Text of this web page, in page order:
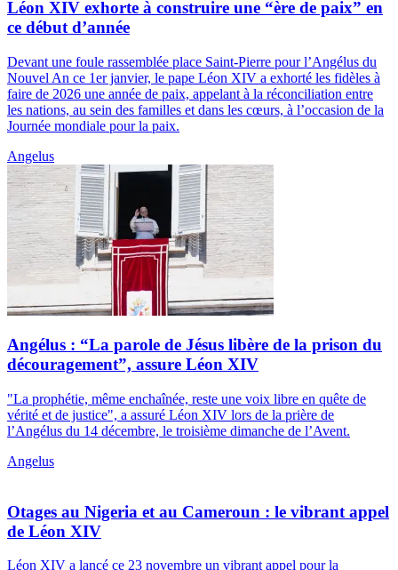
Léon XIV exhorte à construire une “ère de paix” en
ce début d’année
Devant une foule rassemblée place Saint-Pierre pour l’Angélus du
Nouvel An ce 1er janvier, le pape Léon XIV a exhorté les fidèles à
faire de 2026 une année de paix, appelant à la réconciliation entre
les nations, au sein des familles et dans les cœurs, à l’occasion de la
Journée mondiale pour la paix.
Angelus
Angélus : “La parole de Jésus libère de la prison du
découragement”, assure Léon XIV
"La prophétie, même enchaînée, reste une voix libre en quête de
vérité et de justice", a assuré Léon XIV lors de la prière de
l’Angélus du 14 décembre, le troisième dimanche de l’Avent.
Angelus
Otages au Nigeria et au Cameroun : le vibrant appel
de Léon XIV
Léon XIV a lancé ce 23 novembre un vibrant appel pour la